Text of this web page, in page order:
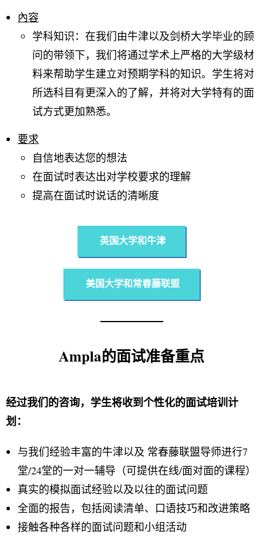
內容
学科知识：在我们由牛津以及剑桥大学毕业的顾
问的带领下，我们将通过学术上严格的大学级材
料来帮助学生建立对预期学科的知识。学生将对
所选科目有更深入的了解，并将对大学特有的面
试方式更加熟悉。
要求
自信地表达您的想法
在面试时表达出对学校要求的理解
提高在面试时说话的清晰度
英国大学和牛津
美国大学和常春藤联盟
Ampla的面试准备重点
经过我们的咨询，学生将收到个性化的面试培训计
划：
与我们经验丰富的牛津以及 常春藤联盟导师进行7
堂/24堂的一对一辅导（可提供在线/面对面的课程）
真实的模拟面试经验以及以往的面试问题
全面的报告，包括阅读清单、口语技巧和改进策略
接触各种各样的面试问题和小组活动